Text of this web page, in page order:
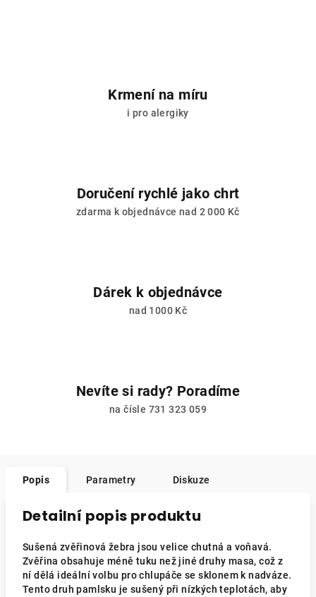
Krmení na míru
i pro alergiky
Doručení rychlé jako chrt
zdarma k objednávce nad 2 000 Kč
Dárek k objednávce
nad 1000 Kč
Nevíte si rady? Poradíme
na čísle 731 323 059
Popis Parametry Diskuze
Detailní popis produktu
Sušená zvěřinová žebra jsou velice chutná a voňavá.
Zvěřina obsahuje méně tuku než jiné druhy masa, což z
ní dělá ideální volbu pro chlupáče se sklonem k nadváze.
Tento druh pamlsku je sušený při nízkých teplotách, aby